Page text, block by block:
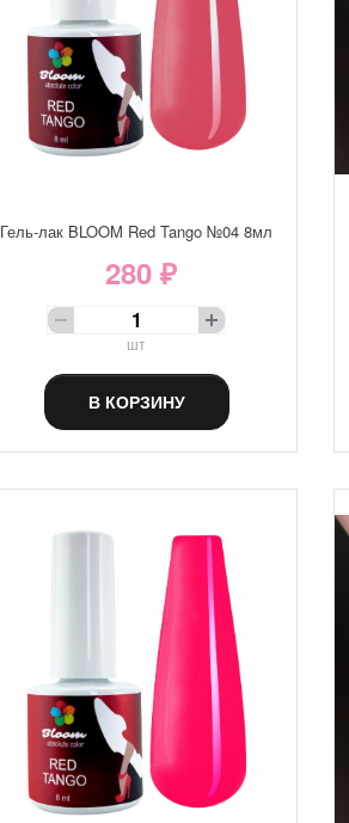
Гель-лак BLOOM Red Tango №04 8мл
280 ₽
шт
В КОРЗИНУ